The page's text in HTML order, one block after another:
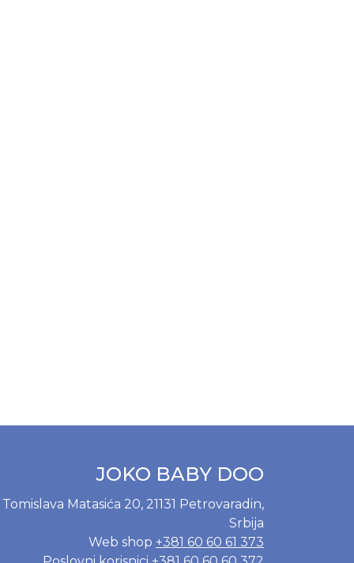
JOKO BABY DOO
Tomislava Matasića 20, 21131 Petrovaradin,
Srbija
Web shop +381 60 60 61 373